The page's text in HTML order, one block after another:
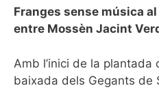
Franges sense música
entre Mossèn Jacint
Amb l’inici de la
baixada dels Gegants de